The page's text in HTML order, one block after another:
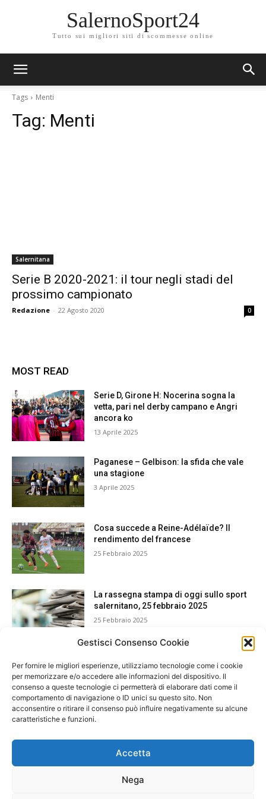
Gestisci Consenso Cookie
Per fornire le migliori esperienze, utilizziamo tecnologie come i cookie
per memorizzare e/o accedere alle informazioni del dispositivo. Il
consenso a queste tecnologie ci permetterà di elaborare dati come il
comportamento di navigazione o ID unici su questo sito. Non
acconsentire o ritirare il consenso può influire negativamente su alcune
caratteristiche e funzioni.
Accetta
Nega
SalernoSport24
Tutto sui migliori siti di scommesse online
Tags Menti
Tag: Menti
Salernitana
Serie B 2020-2021: il tour negli stadi del
prossimo campionato
Redazione - 22 Agosto 2020 0
MOST READ
Serie D, Girone H: Nocerina sogna la
vetta, pari nel derby campano e Angri
ancora ko
13 Aprile 2025
Paganese – Gelbison: la sfida che vale
una stagione
3 Aprile 2025
Cosa succede a Reine-Adélaïde? Il
rendimento del francese
25 Febbraio 2025
La rassegna stampa di oggi sullo sport
salernitano, 25 febbraio 2025
25 Febbraio 2025